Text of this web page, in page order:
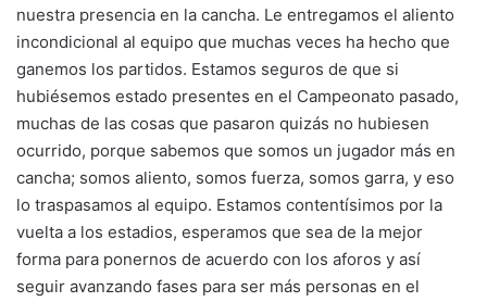
nuestra presencia en la cancha. Le entregamos el aliento
incondicional al equipo que muchas veces ha hecho que
ganemos los partidos. Estamos seguros de que si
hubiésemos estado presentes en el Campeonato pasado,
muchas de las cosas que pasaron quizás no hubiesen
ocurrido, porque sabemos que somos un jugador más en
cancha; somos aliento, somos fuerza, somos garra, y eso
lo traspasamos al equipo. Estamos contentísimos por la
vuelta a los estadios, esperamos que sea de la mejor
forma para ponernos de acuerdo con los aforos y así
seguir avanzando fases para ser más personas en el